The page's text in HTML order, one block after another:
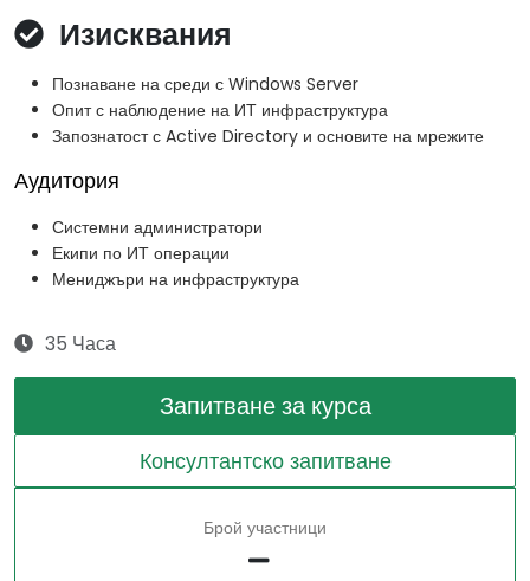
Изисквания
Познаване на среди с Windows Server
Опит с наблюдение на ИТ инфраструктура
Запознатост с Active Directory и основите на мрежите
Аудитория
Системни администратори
Екипи по ИТ операции
Мениджъри на инфраструктура
35 Часа
Запитване за курса
Консултантско запитване
Брой участници